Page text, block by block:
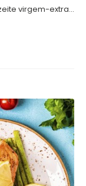
virgem-extra...